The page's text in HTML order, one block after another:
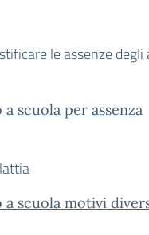
le assenze degli
scuola per assenza
scuola motivi